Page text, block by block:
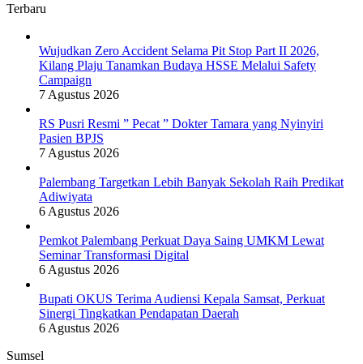
Terbaru
Wujudkan Zero Accident Selama Pit Stop Part II 2026,
Kilang Plaju Tanamkan Budaya HSSE Melalui Safety
Campaign
7 Agustus 2026
RS Pusri Resmi ” Pecat ” Dokter Tamara yang Nyinyiri
Pasien BPJS
7 Agustus 2026
Palembang Targetkan Lebih Banyak Sekolah Raih Predikat
Adiwiyata
6 Agustus 2026
Pemkot Palembang Perkuat Daya Saing UMKM Lewat
Seminar Transformasi Digital
6 Agustus 2026
Bupati OKUS Terima Audiensi Kepala Samsat, Perkuat
Sinergi Tingkatkan Pendapatan Daerah
6 Agustus 2026
Sumsel